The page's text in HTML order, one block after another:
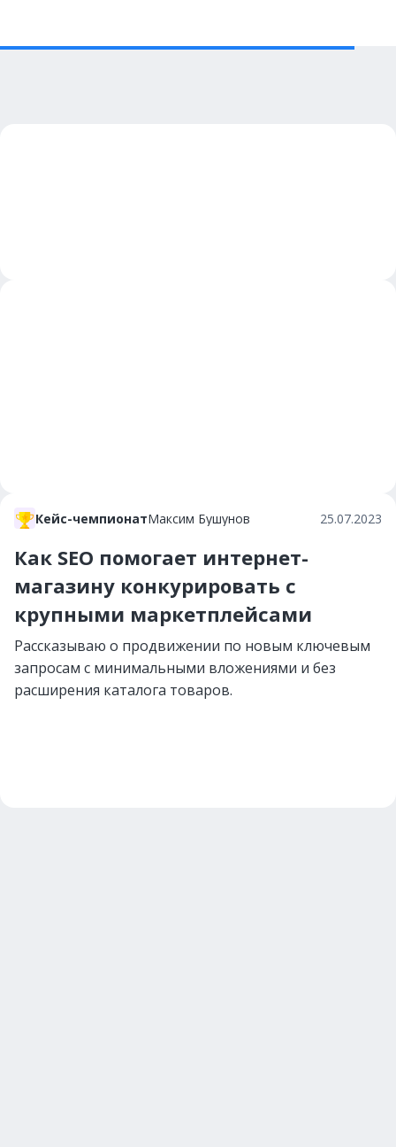
Кейс-чемпионатМаксим Бушунов 25.07.2023
Как SEO помогает интернет-
магазину конкурировать с
крупными маркетплейсами
Рассказываю о продвижении по новым ключевым
запросам с минимальными вложениями и без
расширения каталога товаров.